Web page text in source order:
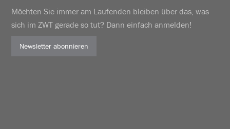
Möchten Sie immer am Laufenden bleiben über das, was
sich im ZWT gerade so tut? Dann einfach anmelden!
Newsletter abonnieren